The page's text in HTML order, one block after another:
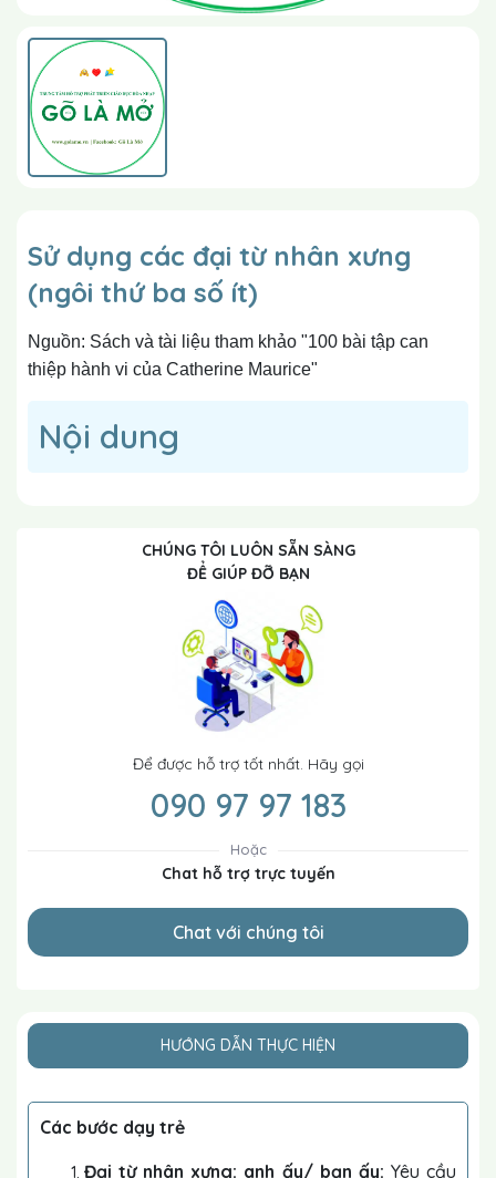
Sử dụng các đại từ nhân xưng
(ngôi thứ ba số ít)
Nguồn: Sách và tài liệu tham khảo "100 bài tập can
thiệp hành vi của Catherine Maurice"
Nội dung
CHÚNG TÔI LUÔN SẴN SÀNG
ĐỂ GIÚP ĐỠ BẠN
Để được hỗ trợ tốt nhất. Hãy gọi
090 97 97 183
Hoặc
Chat hỗ trợ trực tuyến
Chat với chúng tôi
HƯỚNG DẪN THỰC HIỆN
Các bước dạy trẻ
Đại từ nhân xưng: anh ấy/ bạn ấy: Yêu cầu